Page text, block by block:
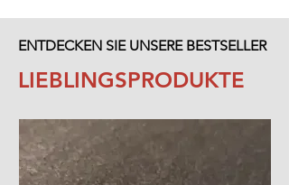
ENTDECKEN SIE UNSERE BESTSELLER
LIEBLINGSPRODUKTE